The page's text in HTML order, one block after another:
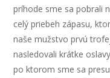
príhode sme sa pobrali
celý priebeh zápasu,
naše mužstvo prvú
nasledovali krátke
po ktorom sme sa